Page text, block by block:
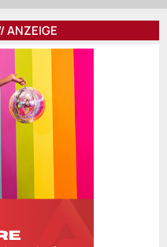
ANZEIGE